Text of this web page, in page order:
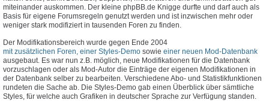
miteinander auskommen. Der kleine phpBB.de Knigge durfte und darf auch als
Basis für eigene Forumsregeln genutzt werden und ist inzwischen mehr oder
weniger stark modifiziert in tausenden Foren zu finden.
Der Modifikationsbereich wurde gegen Ende 2004
mit zusätzlichen Foren, einer Styles-Demo sowie einer neuen Mod-Datenbank
ausgebaut. Es war nun z.B. möglich, neue Modifikationen für die Datenbank
vorzuschlagen oder als Mod-Autor die Einträge der eigenen Modifikationen in
der Datenbank selber zu bearbeiten. Verschiedene Abo- und Statistikfunktionen
rundeten die Sache ab. Die Styles-Demo gab einen Überblick über sämtliche
Styles, für welche auch Grafiken in deutscher Sprache zur Verfügung standen.